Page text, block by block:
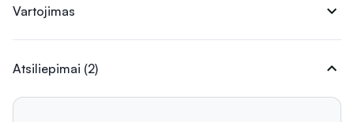
Vartojimas expand_more
Atsiliepimai (2) expand_more